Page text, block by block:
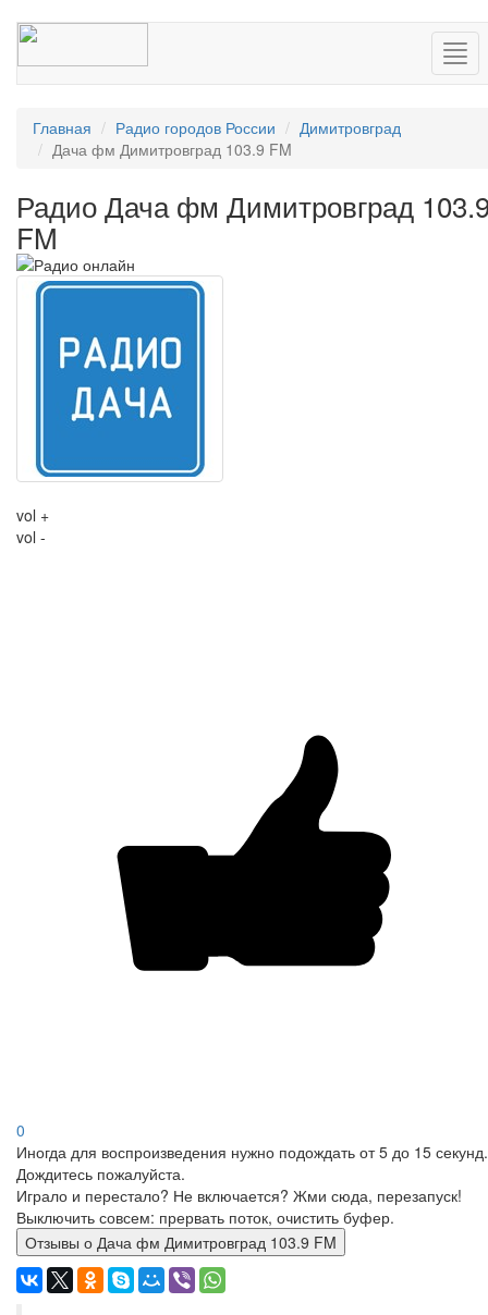
Главная Радио городов России
Димитровград
Дача фм Димитровград 103.9 FM
Радио Дача фм Димитровград
FM
vol +
vol -
0
Иногда для воспроизведения нужно подождать от 5 до 15 секунд.
Дождитесь пожалуйста.
Играло и перестало? Не включается? Жми сюда, перезапуск!
Выключить совсем: прервать поток, очистить буфер.
Отзывы о Дача фм Димитровград 103.9 FM